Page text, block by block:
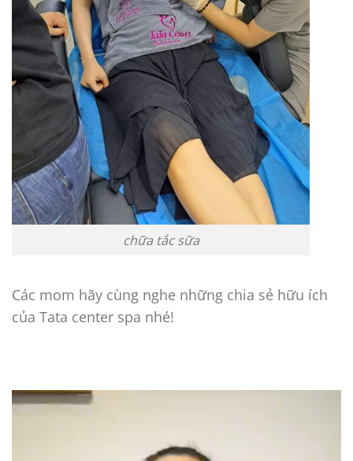
chữa tắc sữa
Các mom hãy cùng nghe những chia sẻ hữu ích
của Tata center spa nhé!